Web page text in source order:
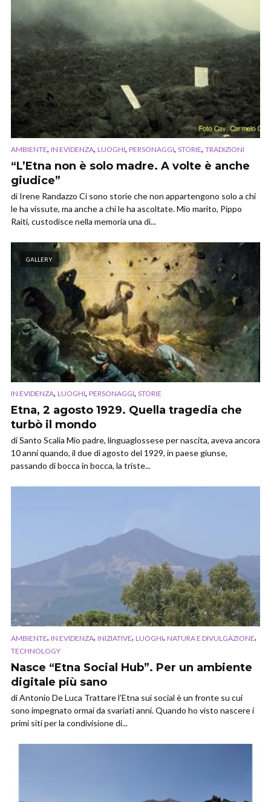
AMBIENTE, IN EVIDENZA, LUOGHI, PERSONAGGI, STORIE, TRADIZIONI
“L’Etna non è solo madre. A volte è anche
giudice”
di Irene Randazzo Ci sono storie che non appartengono solo a chi
le ha vissute, ma anche a chi le ha ascoltate. Mio marito, Pippo
Raiti, custodisce nella memoria una di...
GALLERY
IN EVIDENZA, LUOGHI, PERSONAGGI, STORIE
Etna, 2 agosto 1929. Quella tragedia che
turbò il mondo
di Santo Scalia Mio padre, linguaglossese per nascita, aveva ancora
10 anni quando, il due di agosto del 1929, in paese giunse,
passando di bocca in bocca, la triste...
AMBIENTE, IN EVIDENZA, INIZIATIVE, LUOGHI, NATURA E DIVULGAZIONE,
TECHNOLOGY
Nasce “Etna Social Hub”. Per un ambiente
digitale più sano
di Antonio De Luca Trattare l’Etna sui social è un fronte su cui
sono impegnato ormai da svariati anni. Quando ho visto nascere i
primi siti per la condivisione di...